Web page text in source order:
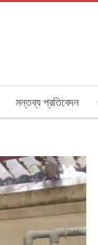
মন্তব্য প্রতিবেদন